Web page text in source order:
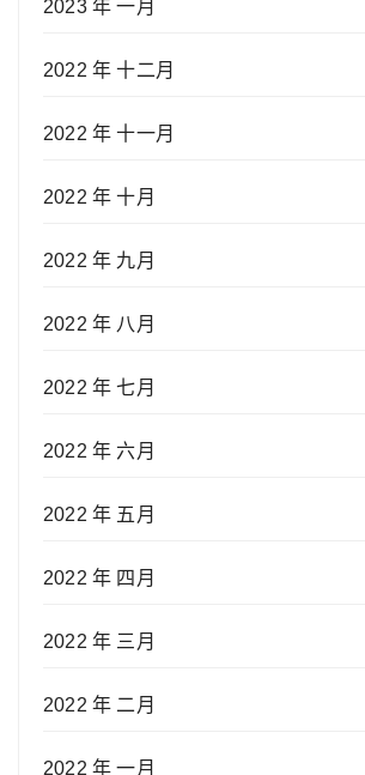
2023 年 一月
2022 年 十二月
2022 年 十一月
2022 年 十月
2022 年 九月
2022 年 八月
2022 年 七月
2022 年 六月
2022 年 五月
2022 年 四月
2022 年 三月
2022 年 二月
2022 年 一月